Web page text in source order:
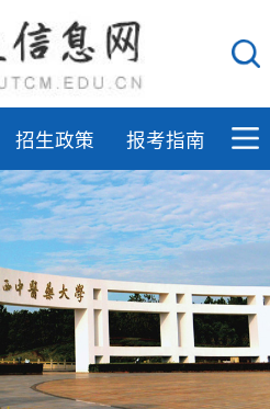
招生政策 报考指南